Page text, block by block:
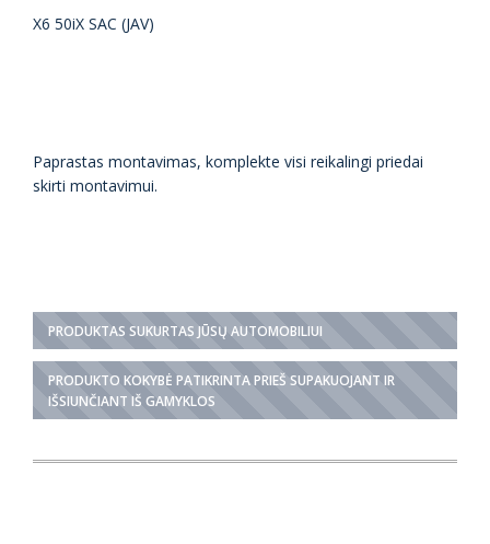
X6 50iX SAC (JAV)
Paprastas montavimas, komplekte visi reikalingi priedai
skirti montavimui.
PRODUKTAS SUKURTAS JŪSŲ AUTOMOBILIUI
PRODUKTO KOKYBĖ PATIKRINTA PRIEŠ SUPAKUOJANT IR
IŠSIUNČIANT IŠ GAMYKLOS